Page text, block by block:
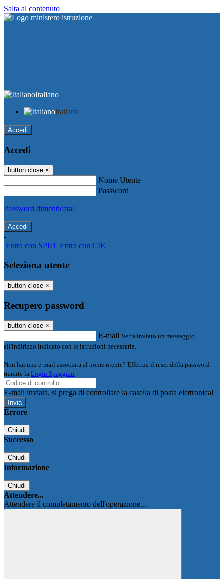
Salta al contenuto
Italiano
Italiano
Accedi
Accedi
button close ×
Nome Utente
Password
Password dimenticata?
-
Entra con SPID Entra con CIE
Seleziona utente
button close ×
Recupero password
button close ×
E-mail Verrà inviato un messaggio
all'indirizzo indicato con le istruzioni necessarie.
Non hai una e-mail associata al nome utente? Effettua il reset della password
tramite la Login Spaggiari
E-mail inviata, si prega di controllare la casella di posta elettronica!
Errore
Chiudi
Successo
Chiudi
Informazione
Chiudi
Attendere...
Attendere il completamento dell'operazione...